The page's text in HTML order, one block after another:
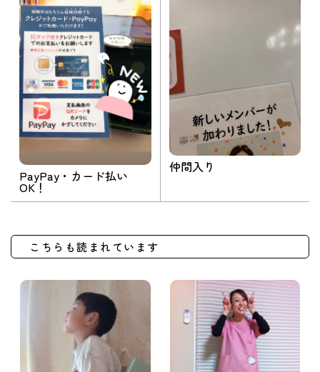
PayPay・カード払い
OK！
仲間入り
こちらも読まれています